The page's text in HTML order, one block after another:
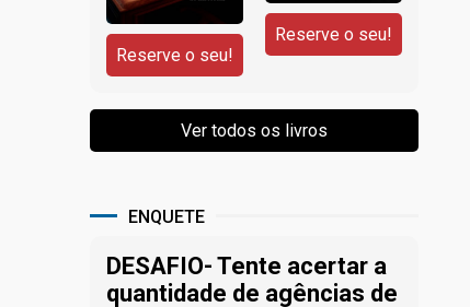
ENQUETE
DESAFIO- Tente acertar a
quantidade de agências de